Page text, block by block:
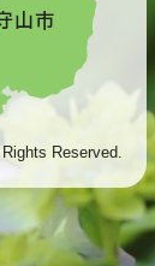
Reserved.